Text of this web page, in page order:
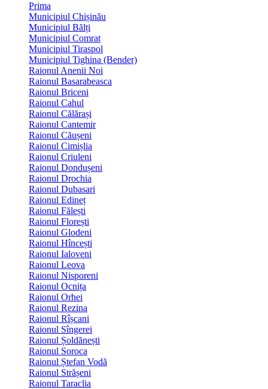
Prima
Municipiul Chișinău
Municipiul Bălți
Municipiul Comrat
Municipiul Tiraspol
Municipiul Tighina (Bender)
Raionul Anenii Noi
Raionul Basarabeasca
Raionul Briceni
Raionul Cahul
Raionul Călărași
Raionul Cantemir
Raionul Căușeni
Raionul Cimișlia
Raionul Criuleni
Raionul Dondușeni
Raionul Drochia
Raionul Dubasari
Raionul Edineț
Raionul Fălești
Raionul Florești
Raionul Glodeni
Raionul Hîncești
Raionul Ialoveni
Raionul Leova
Raionul Nisporeni
Raionul Ocnița
Raionul Orhei
Raionul Rezina
Raionul Rîșcani
Raionul Sîngerei
Raionul Șoldănești
Raionul Soroca
Raionul Ștefan Vodă
Raionul Strășeni
Raionul Taraclia